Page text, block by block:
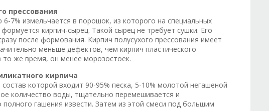
прессования
7% измельчается в порошок, из которого на специальных
кирпич-сырец. Такой сырец не требует сушки. Его
после формования. Кирпич полусухого прессования имеет
меньше дефектов, чем кирпич пластического
же время, он менее морозостоек.
кирпича
которой входит 90-95% песка, 5-10% молотой негашеной
количество воды, тщательно перемешивается и
гашения извести. Затем из этой смеси под большим